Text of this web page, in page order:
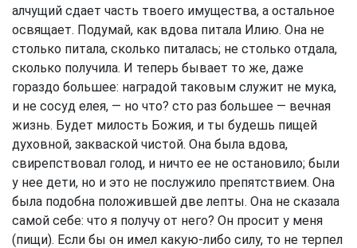
алчущий сдает часть твоего имущества, а остальное
освящает. Подумай, как вдова питала Илию. Она не
столько питала, сколько питалась; не столько отдала,
сколько получила. И теперь бывает то же, даже
гораздо большее: наградой таковым служит не мука,
и не сосуд елея, — но что? сто раз большее — вечная
жизнь. Будет милость Божия, и ты будешь пищей
духовной, закваской чистой. Она была вдова,
свирепствовал голод, и ничто ее не остановило; были
у нее дети, но и это не послужило препятствием. Она
была подобна положившей две лепты. Она не сказала
самой себе: что я получу от него? Он просит у меня
(пищи). Если бы он имел какую-либо силу, то не терпел